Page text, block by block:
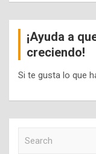
¡Ayuda a
creciendo!
Si te gusta lo que